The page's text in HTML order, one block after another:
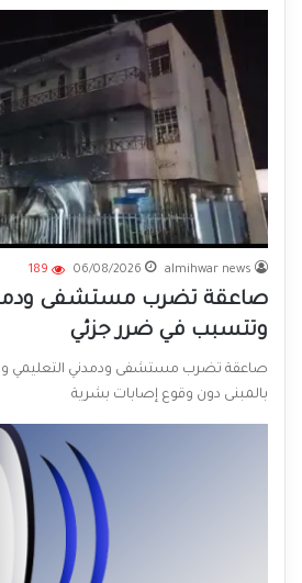
almihwar news
06/08/2026
189
صاعقة تضرب مستشفى
وتتسبب في ضرر جزئي
صاعقة تضرب مستشفى ودمدني التعليمي
بالمبنى دون وقوع إصابات بشرية